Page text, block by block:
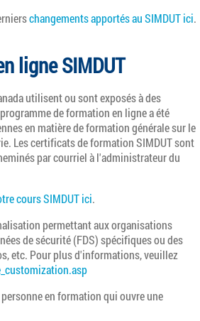
changements apportés au SIMDUT ici.
ligne SIMDUT
utilisent ou sont exposés à des
de formation en ligne a été
en matière de formation générale sur le
Les certificats de formation SIMDUT sont
par courriel à l'administrateur du
cours SIMDUT ici.
permettant aux organisations
de sécurité (FDS) spécifiques ou des
etc. Pour plus d'informations, veuillez
en formation qui ouvre une